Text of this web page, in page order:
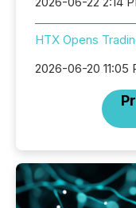
HTX Opens
2026-06-20 11:05